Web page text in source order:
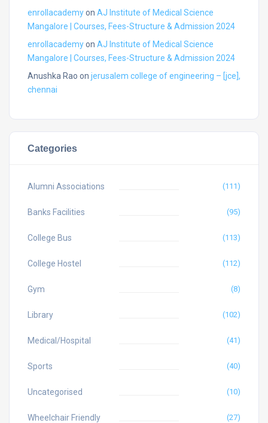
enrollacademyon AJ Institute of Medical Science
Mangalore | Courses, Fees-Structure & Admission 2024
enrollacademyon AJ Institute of Medical Science
Mangalore | Courses, Fees-Structure & Admission 2024
Anushka Rao on jerusalem college of engineering – [jce],
chennai
Categories
Alumni Associations (111)
Banks Facilities (95)
College Bus (113)
College Hostel (112)
Gym (8)
Library (102)
Medical/Hospital (41)
Sports (40)
Uncategorised (10)
Wheelchair Friendly (27)